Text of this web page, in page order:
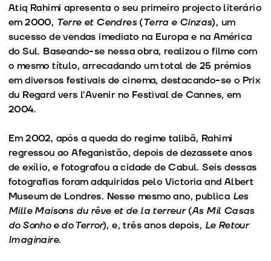
Atiq Rahimi apresenta o seu primeiro projecto literário
em 2000, Terre et Cendres(Terra e Cinzas), um
sucesso de vendas imediato na Europa e na América
do Sul. Baseando-se nessa obra, realizou o filme com
o mesmo título, arrecadando um total de 25 prémios
em diversos festivais de cinema, destacando-se o Prix
du Regard vers l’Avenir no Festival de Cannes, em
2004.
Em 2002, após a queda do regime talibã, Rahimi
regressou ao Afeganistão, depois de dezassete anos
de exílio, e fotografou a cidade de Cabul. Seis dessas
fotografias foram adquiridas pelo Victoria and Albert
Museum de Londres. Nesse mesmo ano, publica Les
Mille Maisons du rêve et de la terreur(As Mil Casas
do Sonho e do Terror), e, três anos depois, Le Retour
Imaginaire.